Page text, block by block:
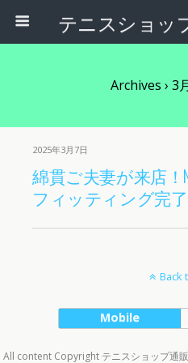
Archives › 3
2025年3月7日
綿貫ご夫妻が来店！
フィッティング完
Back
Mobile
All content Copyright テニスショップ通